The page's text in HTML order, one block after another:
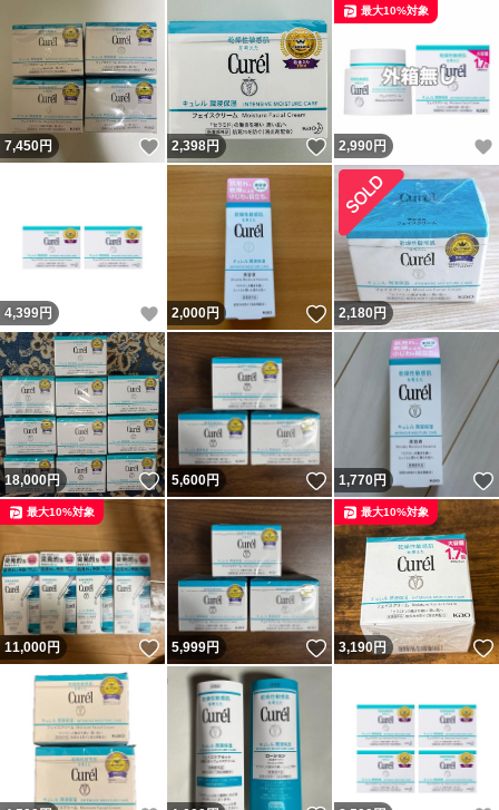
7,450円 いいね！
2,398円 いいね！
2,990 円
最大10%対象
4,399円 いいね！
2,000円 いいね！
2,180円
18,000円 いいね！
5,600円 いいね！
1,770円
11,000円 いいね！
最大10%対象
5,999円 いいね！
3,190円
最大10%対象